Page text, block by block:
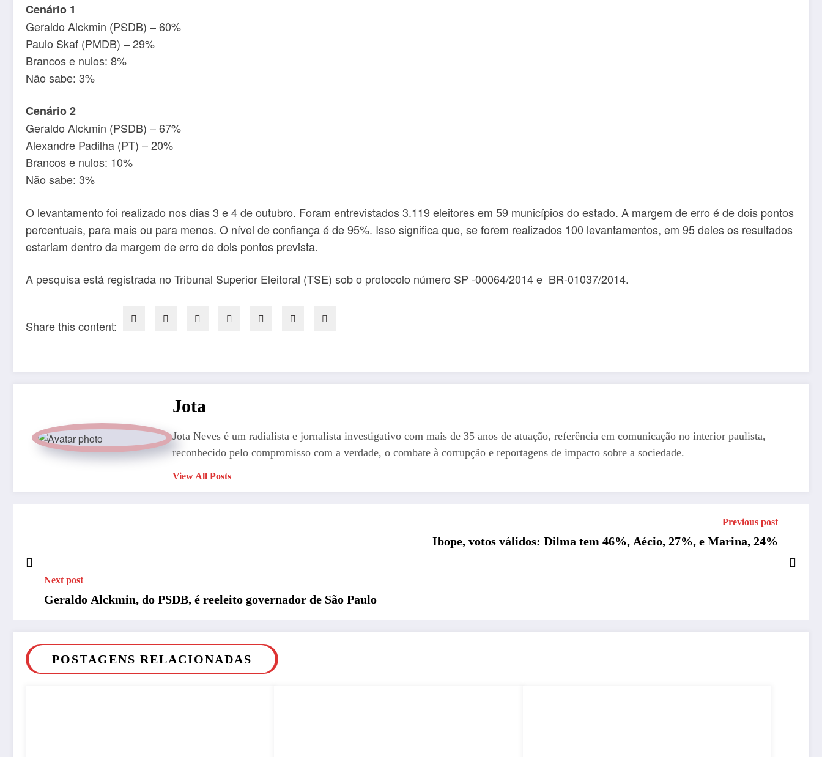
Cenário 1
Geraldo Alckmin (PSDB) – 60%
Paulo Skaf (PMDB) – 29%
Brancos e nulos: 8%
Não sabe: 3%
Cenário 2
Geraldo Alckmin (PSDB) – 67%
Alexandre Padilha (PT) – 20%
Brancos e nulos: 10%
Não sabe: 3%
O levantamento foi realizado nos dias 3 e 4 de outubro. Foram entrevistados 3.119 eleitores em 59 municípios do estado. A margem de erro é de dois pontos
percentuais, para mais ou para menos. O nível de confiança é de 95%. Isso significa que, se forem realizados 100 levantamentos, em 95 deles os resultados
estariam dentro da margem de erro de dois pontos prevista.
A pesquisa está registrada no Tribunal Superior Eleitoral (TSE) sob o protocolo número SP -00064/2014 e BR-01037/2014.
Share this content:
Jota
Jota Neves é um radialista e jornalista investigativo com mais de 35 anos de atuação, referência em comunicação no interior paulista,
reconhecido pelo compromisso com a verdade, o combate à corrupção e reportagens de impacto sobre a sociedade.
View All Posts
Previous post
Ibope, votos válidos: Dilma tem 46%, Aécio, 27%, e Marina, 24%
Next post
Geraldo Alckmin, do PSDB, é reeleito governador de São Paulo
POSTAGENS RELACIONADAS